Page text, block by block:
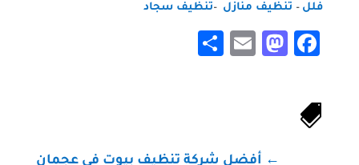
فلل – تنظيف منازل –تنظيف سجاد
Facebook
Mastodon
Email

← أفضل شركة تنظيف بيوت في عجمان